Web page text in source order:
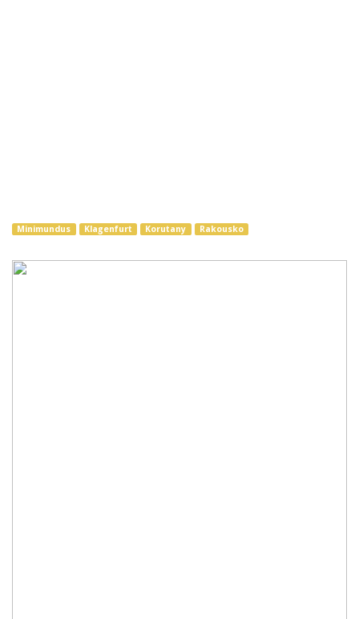
Minimundus Klagenfurt Korutany Rakousko